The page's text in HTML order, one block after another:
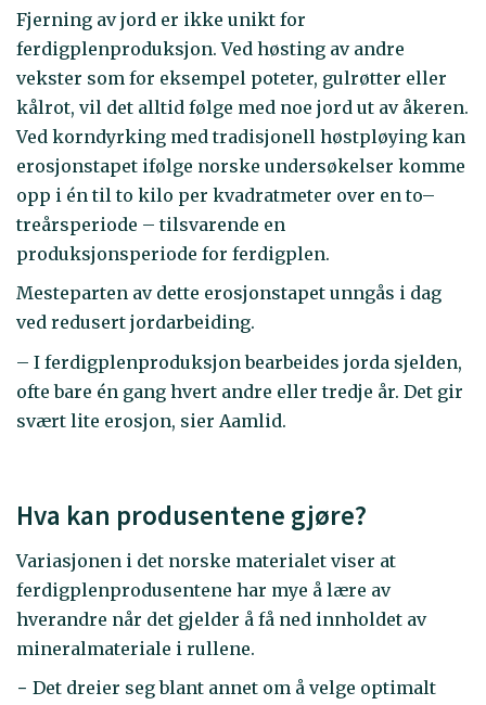
Fjerning av jord er ikke unikt for
ferdigplenproduksjon. Ved høsting av andre
vekster som for eksempel poteter, gulrøtter eller
kålrot, vil det alltid følge med noe jord ut av åkeren.
Ved korndyrking med tradisjonell høstpløying kan
erosjonstapet ifølge norske undersøkelser komme
opp i én til to kilo per kvadratmeter over en to–
treårsperiode – tilsvarende en
produksjonsperiode for ferdigplen.
Mesteparten av dette erosjonstapet unngås i dag
ved redusert jordarbeiding.
– I ferdigplenproduksjon bearbeides jorda sjelden,
ofte bare én gang hvert andre eller tredje år. Det gir
svært lite erosjon, sier Aamlid.
Hva kan produsentene gjøre?
Variasjonen i det norske materialet viser at
ferdigplenprodusentene har mye å lære av
hverandre når det gjelder å få ned innholdet av
mineralmateriale i rullene.
− Det dreier seg blant annet om å velge optimalt